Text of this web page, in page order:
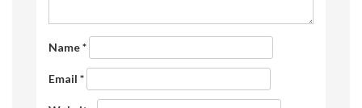
Name*
Email *